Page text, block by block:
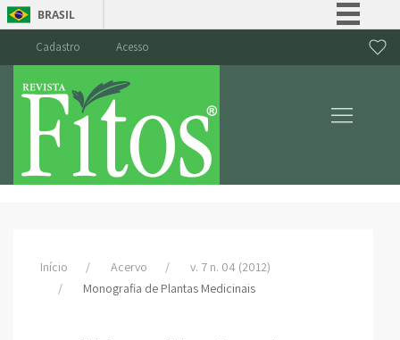
BRASIL
Canais
Cadastro Acesso
Início Acervo
v. 7 n. 04 (2012)
Monografia de Plantas Medicinais